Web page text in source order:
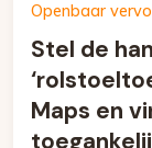
Openbaar
Stel de
Maps en